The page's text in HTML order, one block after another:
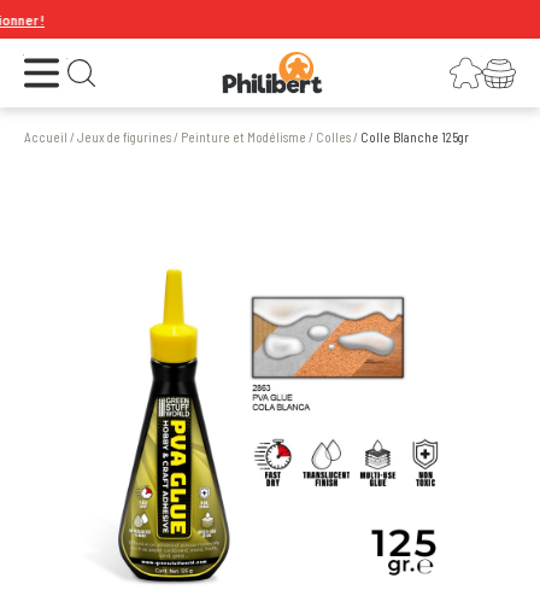
!
Ouvrir le menu Ouvrir la recherche Connexion
Votre panier
Accueil /Jeux de figurines/ Peinture et Modélisme / Colles/ Colle Blanche 125gr